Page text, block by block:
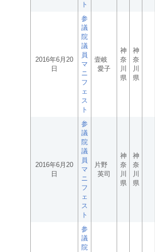
ト
2016年6月20
日
参
議
院
議
員
マ
ニ
フ
ェ
ス
ト
壹岐
愛子
神
奈
川
県
神
奈
川
県
2016年6月20
日
参
議
院
議
員
マ
ニ
フ
ェ
ス
ト
片野
英司
神
奈
川
県
神
奈
川
県
参
議
院